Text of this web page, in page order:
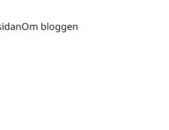
Om bloggen